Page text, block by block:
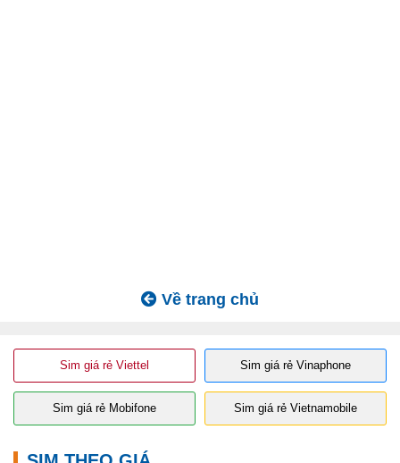
Về trang chủ
Sim giá rẻ Viettel Sim giá rẻ Vinaphone
Sim giá rẻ Mobifone Sim giá rẻ Vietnamobile